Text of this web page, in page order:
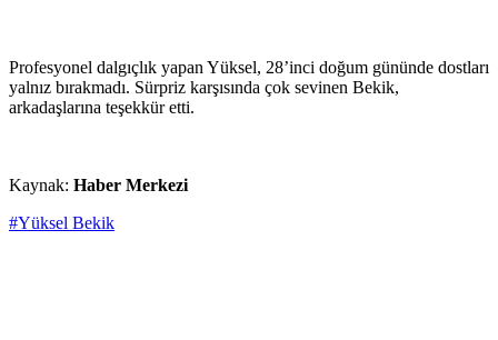
Profesyonel dalgıçlık yapan Yüksel, 28’inci doğum gününde dostları
yalnız bırakmadı. Sürpriz karşısında çok sevinen Bekik,
arkadaşlarına teşekkür etti.
Kaynak: Haber Merkezi
#Yüksel Bekik